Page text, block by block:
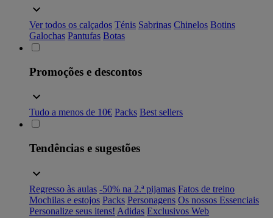
Ver todos os calçados Ténis Sabrinas Chinelos Botins
Galochas Pantufas Botas
Promoções e descontos
Tudo a menos de 10€ Packs Best sellers
Tendências e sugestões
Regresso às aulas -50% na 2.ª pijamas Fatos de treino
Mochilas e estojos Packs Personagens Os nossos Essenciais
Personalize seus itens! Adidas Exclusivos Web